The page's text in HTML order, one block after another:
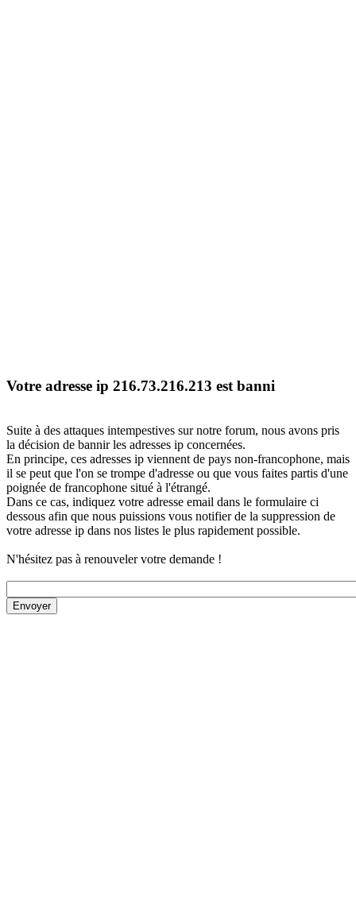
Votre adresse ip 216.73.216.213 est banni
Suite à des attaques intempestives sur notre forum, nous avons pris
la décision de bannir les adresses ip concernées.
En principe, ces adresses ip viennent de pays non-francophone, mais
il se peut que l'on se trompe d'adresse ou que vous faites partis d'une
poignée de francophone situé à l'étrangé.
Dans ce cas, indiquez votre adresse email dans le formulaire ci
dessous afin que nous puissions vous notifier de la suppression de
votre adresse ip dans nos listes le plus rapidement possible.
N'hésitez pas à renouveler votre demande !